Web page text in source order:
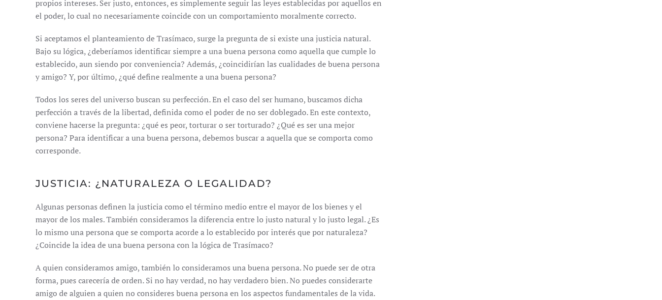
propios intereses. Ser justo, entonces, es simplemente seguir las leyes establecidas por aquellos en
el poder, lo cual no necesariamente coincide con un comportamiento moralmente correcto.
Si aceptamos el planteamiento de Trasímaco, surge la pregunta de si existe una justicia natural.
Bajo su lógica, ¿deberíamos identificar siempre a una buena persona como aquella que cumple lo
establecido, aun siendo por conveniencia? Además, ¿coincidirían las cualidades de buena persona
y amigo? Y, por último, ¿qué define realmente a una buena persona?
Todos los seres del universo buscan su perfección. En el caso del ser humano, buscamos dicha
perfección a través de la libertad, definida como el poder de no ser doblegado. En este contexto,
conviene hacerse la pregunta: ¿qué es peor, torturar o ser torturado? ¿Qué es ser una mejor
persona? Para identificar a una buena persona, debemos buscar a aquella que se comporta como
corresponde.
JUSTICIA: ¿NATURALEZA O LEGALIDAD?
Algunas personas definen la justicia como el término medio entre el mayor de los bienes y el
mayor de los males. También consideramos la diferencia entre lo justo natural y lo justo legal. ¿Es
lo mismo una persona que se comporta acorde a lo establecido por interés que por naturaleza?
¿Coincide la idea de una buena persona con la lógica de Trasímaco?
A quien consideramos amigo, también lo consideramos una buena persona. No puede ser de otra
forma, pues carecería de orden. Si no hay verdad, no hay verdadero bien. No puedes considerarte
amigo de alguien a quien no consideres buena persona en los aspectos fundamentales de la vida.